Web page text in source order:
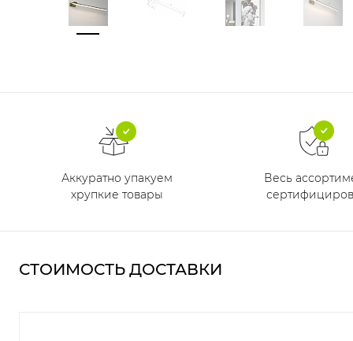
Аккуратно упакуем
хрупкие товары
Весь
СТОИМОСТЬ ДОСТАВКИ